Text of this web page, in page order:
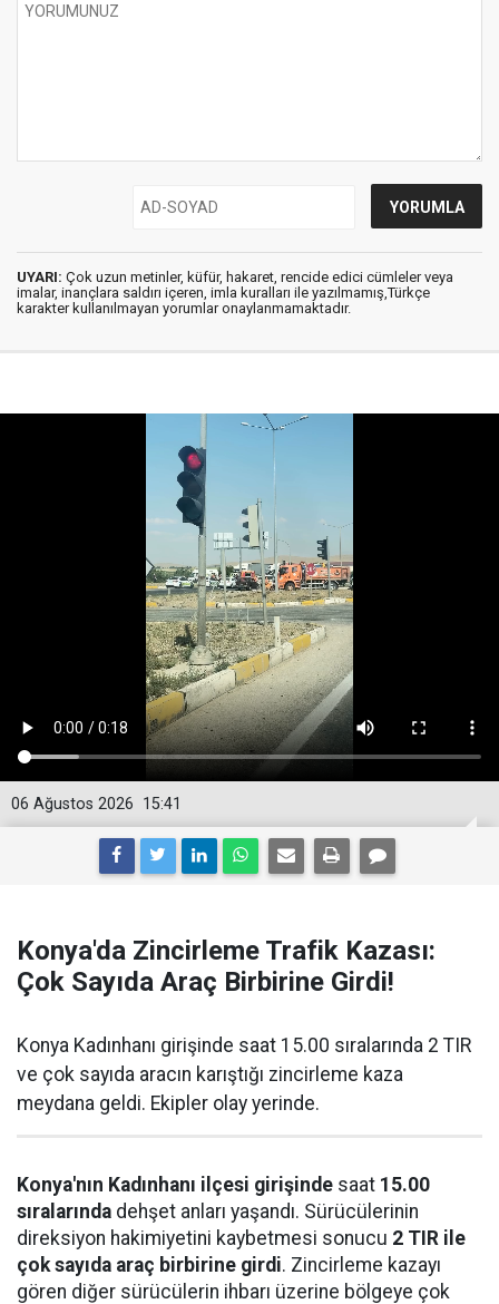
UYARI: Çok uzun metinler, küfür, hakaret, rencide edici cümleler veya
imalar, inançlara saldırı içeren, imla kuralları ile yazılmamış,Türkçe
karakter kullanılmayan yorumlar onaylanmamaktadır.
15:41
06 Ağustos 2026
Konya'da Zincirleme Trafik Kazası:
Çok Sayıda Araç Birbirine Girdi!
Konya Kadınhanı girişinde saat 15.00 sıralarında 2 TIR
ve çok sayıda aracın karıştığı zincirleme kaza
meydana geldi. Ekipler olay yerinde.
Konya'nın Kadınhanı ilçesi girişinde saat 15.00
sıralarında dehşet anları yaşandı. Sürücülerinin
direksiyon hakimiyetini kaybetmesi sonucu 2 TIR ile
çok sayıda araç birbirine girdi. Zincirleme kazayı
gören diğer sürücülerin ihbarı üzerine bölgeye çok